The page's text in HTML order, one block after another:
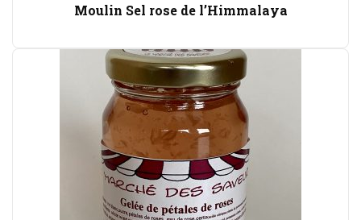
Moulin Sel rose de l’Himmalaya